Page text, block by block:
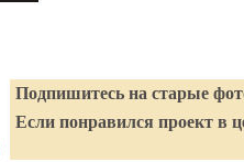
Подпишитесь на старые
Если понравился проект в